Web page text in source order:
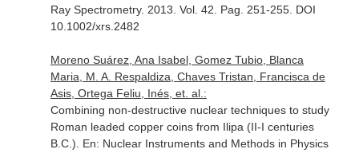
Ray Spectrometry. 2013. Vol. 42. Pag. 251-255. DOI
10.1002/xrs.2482
Moreno Suárez, Ana Isabel, Gomez Tubio, Blanca
Maria, M. A. Respaldiza, Chaves Tristan, Francisca de
Asis, Ortega Feliu, Inés, et. al.:
Combining non-destructive nuclear techniques to study
Roman leaded copper coins from Ilipa (II-I centuries
B.C.). En: Nuclear Instruments and Methods in Physics